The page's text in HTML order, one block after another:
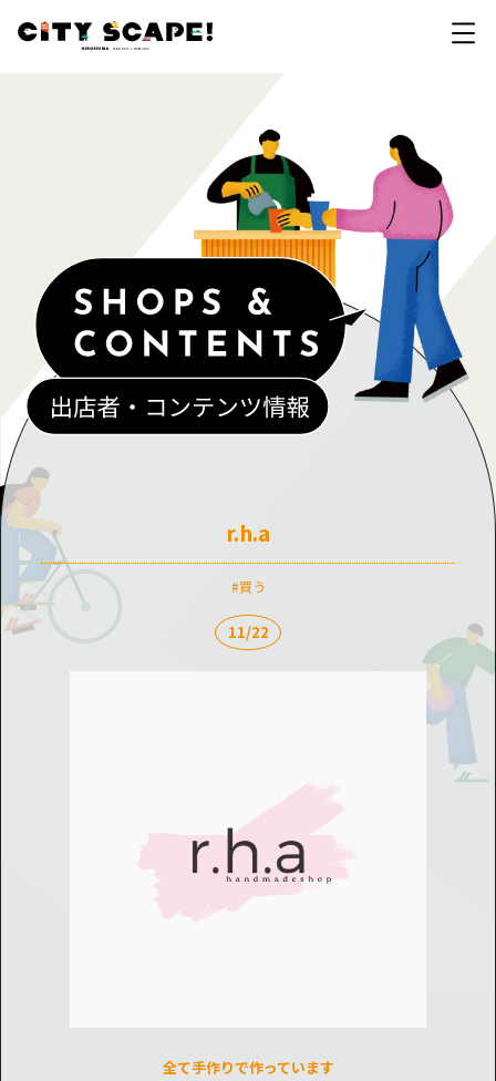
開催概要
拠点・イベント一覧
カテゴリで探す
会場マップ
r.h.a
買う
11/22
全て手作りで作っています